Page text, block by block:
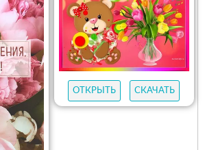
ОТКРЫТЬ СКАЧАТЬ